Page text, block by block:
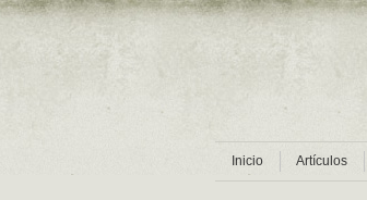
Inicio Artículos